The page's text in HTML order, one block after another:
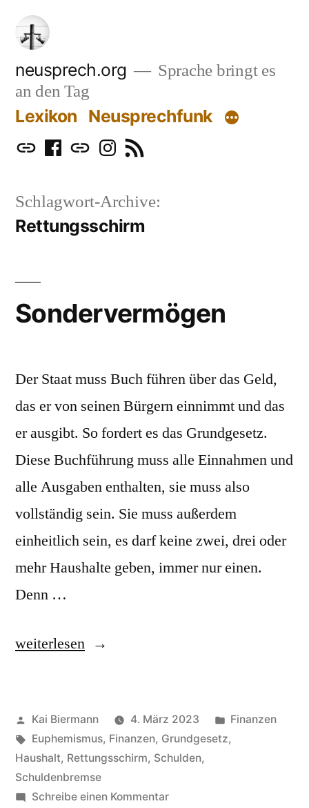
Zum
Inhalt
springen
neusprech.org
Sprache bringt es
an den Tag
Lexikon Neusprechfunk
MastodonFacebook
BlueskyInstagram
RSS
Schlagwort-Archive:
Rettungsschirm
Sondervermögen
Der Staat muss Buch führen über das Geld,
das er von seinen Bürgern einnimmt und das
er ausgibt. So fordert es das Grundgesetz.
Diese Buchführung muss alle Einnahmen und
alle Ausgaben enthalten, sie muss also
vollständig sein. Sie muss außerdem
einheitlich sein, es darf keine zwei, drei oder
mehr Haushalte geben, immer nur einen.
Denn …
„Sondervermögen“
weiterlesen
Veröffentlicht
von
Kai Biermann 4. März 2023
Veröffentlicht
in
Finanzen
Schlagwörter:
Euphemismus, Finanzen, Grundgesetz,
Haushalt, Rettungsschirm, Schulden,
Schuldenbremse
Schreibe einen Kommentarzu